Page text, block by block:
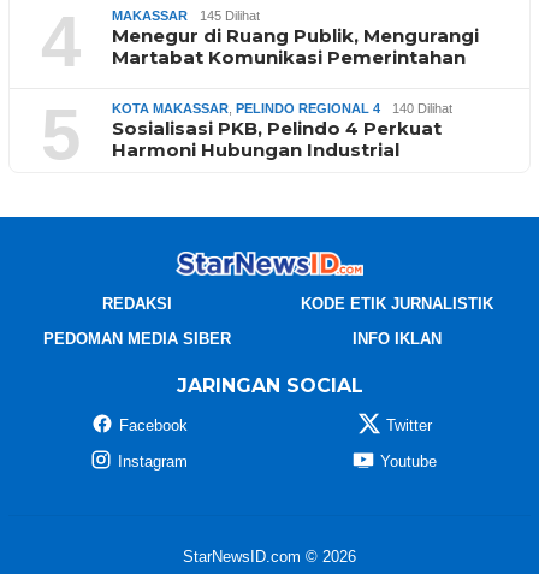
4 MAKASSAR 145 Dilihat
Menegur di Ruang Publik, Mengurangi
Martabat Komunikasi Pemerintahan
5 KOTA MAKASSAR PELINDO REGIONAL 4 140 Dilihat
Sosialisasi PKB, Pelindo 4 Perkuat
Harmoni Hubungan Industrial
REDAKSI
KODE ETIK JURNALISTIK
PEDOMAN MEDIA SIBER
INFO IKLAN
JARINGAN SOCIAL
Facebook
Twitter
Instagram
Youtube
StarNewsID.com © 2026